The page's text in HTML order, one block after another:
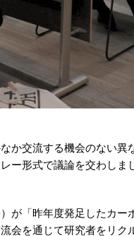
か交流する機会のない異
ー形式で議論を交わしま
が「昨年度発足したカー
会を通じて研究者をリク